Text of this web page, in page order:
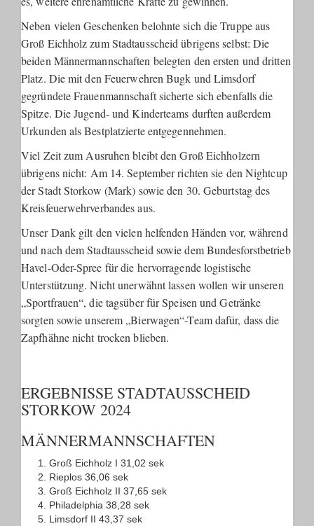
Neben vielen Geschenken belohnte sich die Truppe aus
Groß Eichholz zum Stadtausscheid übrigens selbst: Die
beiden Männermannschaften belegten den ersten und dritten
Platz. Die mit den Feuerwehren Bugk und Limsdorf
gegründete Frauenmannschaft sicherte sich ebenfalls die
Spitze. Die Jugend- und Kinderteams durften außerdem
Urkunden als Bestplatzierte entgegennehmen.
Viel Zeit zum Ausruhen bleibt den Groß Eichholzern
übrigens nicht: Am 14. September richten sie den Nightcup
der Stadt Storkow (Mark) sowie den 30. Geburtstag des
Kreisfeuerwehrverbandes aus.
Unser Dank gilt den vielen helfenden Händen vor, während
und nach dem Stadtausscheid sowie dem Bundesforstbetrieb
Havel-Oder-Spree für die hervorragende logistische
Unterstützung. Nicht unerwähnt lassen wollen wir unseren
„Sportfrauen“, die tagsüber für Speisen und Getränke
sorgten sowie unserem „Bierwagen“-Team dafür, dass die
Zapfhähne nicht trocken blieben.
ERGEBNISSE STADTAUSSCHEID
STORKOW 2024
MÄNNERMANNSCHAFTEN
Groß Eichholz I 31,02 sek
Rieplos 36,06 sek
Groß Eichholz II 37,65 sek
Philadelphia 38,28 sek
Limsdorf II 43,37 sek